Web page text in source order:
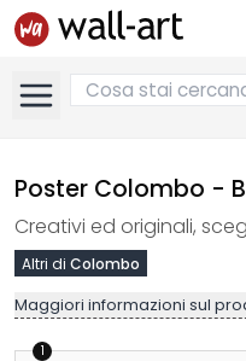
Poster Colombo -
Creativi ed originali,
Altri di Colombo
Maggiori informazioni sul
1